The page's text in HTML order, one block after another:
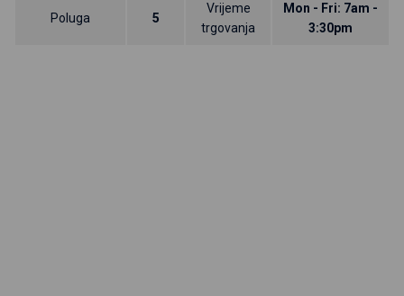
Poluga 5
Vrijeme
trgovanja
Mon - Fri: 7am -
3:30pm